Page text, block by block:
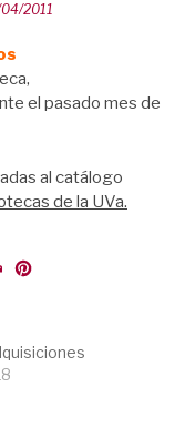
2011
el pasado mes de
al catálogo
de la UVa.